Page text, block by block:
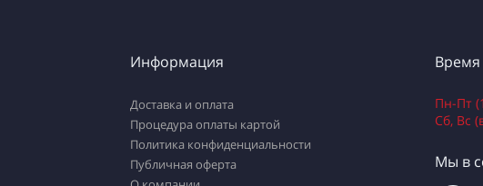
Информация
Доставка и оплата
Процедура оплаты картой
Политика конфиденциальности
Публичная оферта
Пн-Пт
Сб, Вс
Мы в